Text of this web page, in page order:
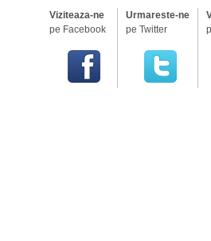
Viziteaza-ne
pe Facebook
Urmareste-ne
pe Twitter